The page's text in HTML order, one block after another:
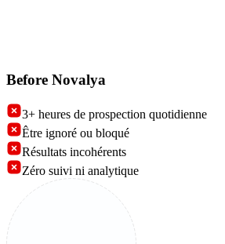
Before Novalya
3+ heures de prospection quotidienne
Être ignoré ou bloqué
Résultats incohérents
Zéro suivi ni analytique